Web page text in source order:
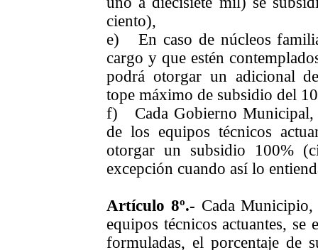
ciento),
e) En caso de núcleos
cargo y que estén
podrá otorgar un adicional
tope máximo de subsidio del
f) Cada Gobierno Municipal,
de los equipos técnicos
otorgar un subsidio 100% (
excepción cuando así lo
Artículo 8º.- Cada
equipos técnicos actuantes, se
formuladas, el porcentaje de